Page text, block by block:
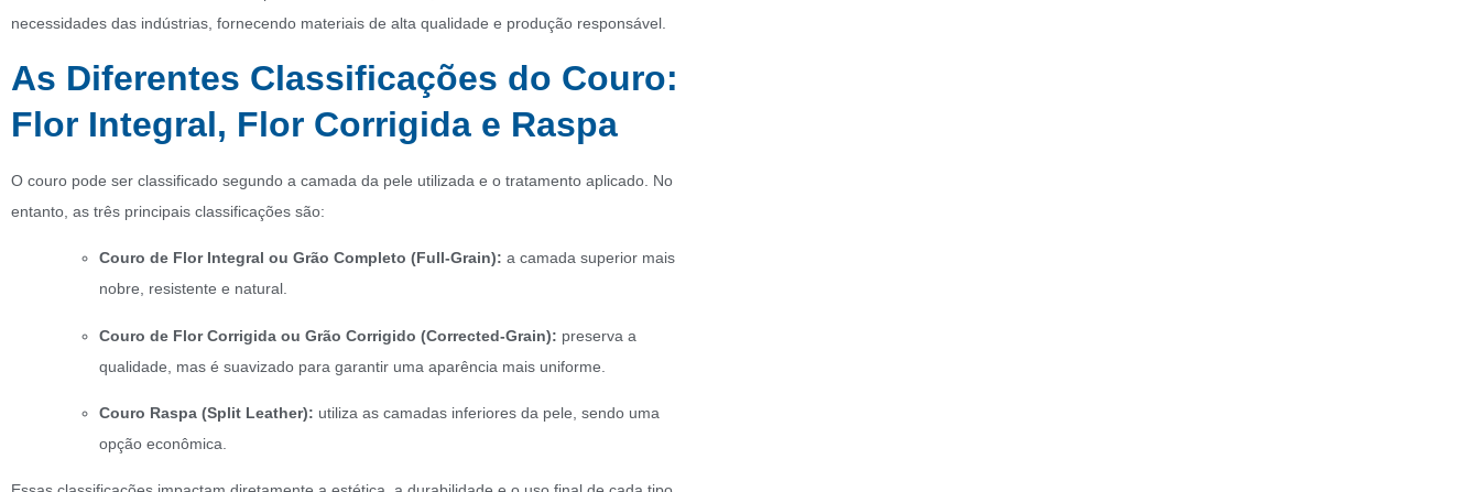
necessidades das indústrias, fornecendo materiais de alta qualidade e produção responsável.
As Diferentes Classificações do Couro:
Flor Integral, Flor Corrigida e Raspa
O couro pode ser classificado segundo a camada da pele utilizada e o tratamento aplicado. No
entanto, as três principais classificações são:
Couro de Flor Integral ou Grão Completo (Full-Grain): a camada superior mais
nobre, resistente e natural.
Couro de Flor Corrigida ou Grão Corrigido (Corrected-Grain): preserva a
qualidade, mas é suavizado para garantir uma aparência mais uniforme.
Couro Raspa (Split Leather): utiliza as camadas inferiores da pele, sendo uma
opção econômica.